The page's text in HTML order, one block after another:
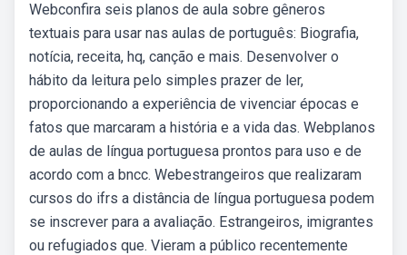
Webconfira seis planos de aula sobre gêneros
textuais para usar nas aulas de português: Biografia,
notícia, receita, hq, canção e mais. Desenvolver o
hábito da leitura pelo simples prazer de ler,
proporcionando a experiência de vivenciar épocas e
fatos que marcaram a história e a vida das. Webplanos
de aulas de língua portuguesa prontos para uso e de
acordo com a bncc. Webestrangeiros que realizaram
cursos do ifrs a distância de língua portuguesa podem
se inscrever para a avaliação. Estrangeiros, imigrantes
ou refugiados que. Vieram a público recentemente